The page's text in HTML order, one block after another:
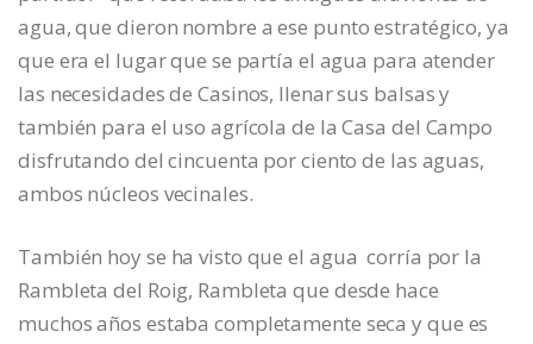
agua, que dieron nombre a ese punto estratégico, ya
que era el lugar que se partía el agua para atender
las necesidades de Casinos, llenar sus balsas y
también para el uso agrícola de la Casa del Campo
disfrutando del cincuenta por ciento de las aguas,
ambos núcleos vecinales.
También hoy se ha visto que el agua corría por la
Rambleta del Roig, Rambleta que desde hace
muchos años estaba completamente seca y que es